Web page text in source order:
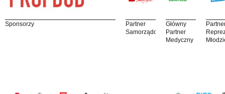
Sponsorzy
Partner
Samorządowy
Główny
Partner
Medyczny